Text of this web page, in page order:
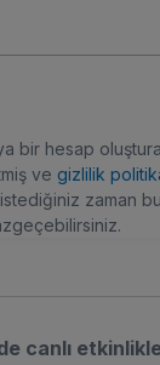
bir hesap
ve gizlilik
zaman
canlı